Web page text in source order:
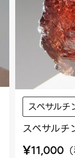
スペサルチ
スペサルチ
¥11,000 （